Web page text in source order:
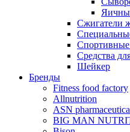
Сжигатели
Средства
Шейкер
Бренды
Fitness food factory
Allnutrition
ASN
BIG MAN